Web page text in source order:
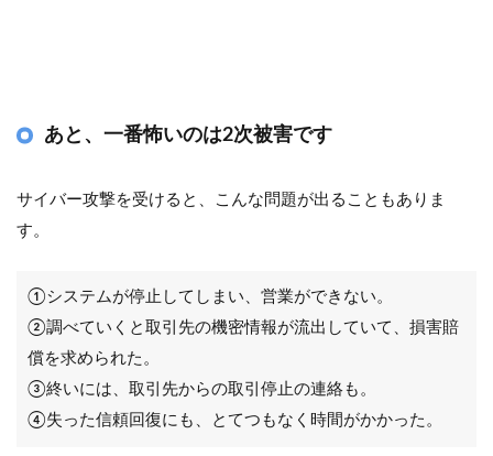
あと、一番怖いのは2次被害です
サイバー攻撃を受けると、こんな問題が出ることもありま
す。
①システムが停止してしまい、営業ができない。
②調べていくと取引先の機密情報が流出していて、損害賠
償を求められた。
③終いには、取引先からの取引停止の連絡も。
④失った信頼回復にも、とてつもなく時間がかかった。